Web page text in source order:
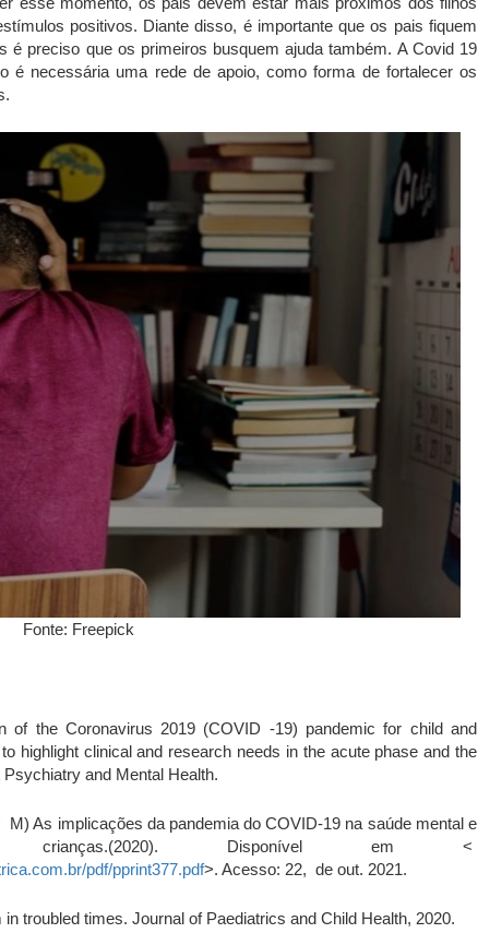
positivos. Diante disso, é importante que os pais fiquem
é preciso que os primeiros busquem ajuda também. A Covid 19
é necessária uma rede de apoio, como forma de fortalecer os
Fonte: Freepick
of the Coronavirus 2019 (COVID ‑19) pandemic for child and
highlight clinical and research needs in the acute phase and the
and Mental Health.
As implicações da pandemia do COVID-19 na saúde mental e
crianças.(2020). Disponível em <
pdf/pprint377.pdf>. Acesso: 22, de out. 2021.
troubled times. Journal of Paediatrics and Child Health, 2020.